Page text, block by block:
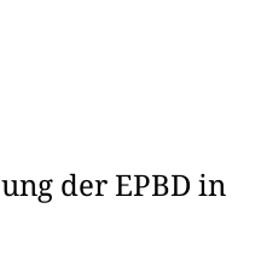
der EPBD in